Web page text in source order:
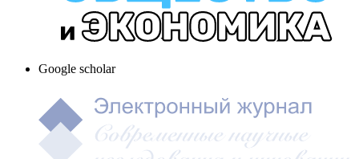
Google scholar